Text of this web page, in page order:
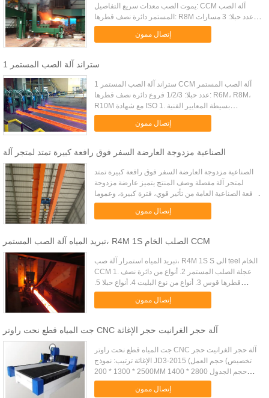
يموت الصب معدات سريع التفاصيل: CCM آلة الصب
المستمر دائرة نصف قطرها: R8M عدد حبلا: 3 مسارات
مع شهادة ISO 1. بسيطة المعايير الفنية الاحتياطية:
البليت الصلب آلة ص...
إتصال ممون
1 ستراند آلة الصب المستمر
1 ستراند آلة الصب المستمر CCM آلة الصب المستمر
عدد حبلا: 1/2/3 فروع دائرة نصف قطرها: R6M، R8M،
R10M مع شهادة ISO 1. بسيطة المعايير الفنية
الاحتياطية: البليت الصلب آلة صب نصف قطرها 6M، 8M،
10M كمية حبلا 1،2،3 جد...إتصال ممون
الصناعية مزدوجة العارضة السفر فوق رافعة كبيرة تمتد لمتجر آلة
الصناعية مزدوجة العارضة السفر فوق رافعة كبيرة تمتد
لمتجر آلة مفصلة وصف المنتج يتميز عارضة مزدوجة
رافعة الصناعية العامة من تأثير قوي، فترة كبيرة، وعموما
أفضل، مقابل استقرار مع نماذج مختلفة، ولكن جودتها مع
إتصال ممون
تبريد المياه آلة الصب المستمر، R4M 1S الصلب الخام CCM
تبريد المياه استمرار آلة صب، R4M 1S S الى teel الخام
CCM 1. عجلة الصلب المستمر 2. أنواع من دائرة نصف
قطرها قوس 3. أنواع من نوع البليت 4. أنواع حبلا 5.
خيارات أكثر نحن يمكن ان تنتج آلات الصب المستمر جودة
إتصال ممون
جت المياه قطع نحت راوتر CNC آلة حجر الغرانيت حجر الإغاثة
جت المياه قطع نحت راوتر CNC آلة حجر الغرانيت حجر
الإغاثة ترتيب: نموذج JD3-2015 (تخصيص) حجم العمل
2500 * 1300 * 200MM حجم الجدول 2800 * 1400mm
السرعة القصوى 6M / دقيقة محرك يخطو سكة حديدية
تايوان Hiwin خطي مغزل ...إتصال ممون